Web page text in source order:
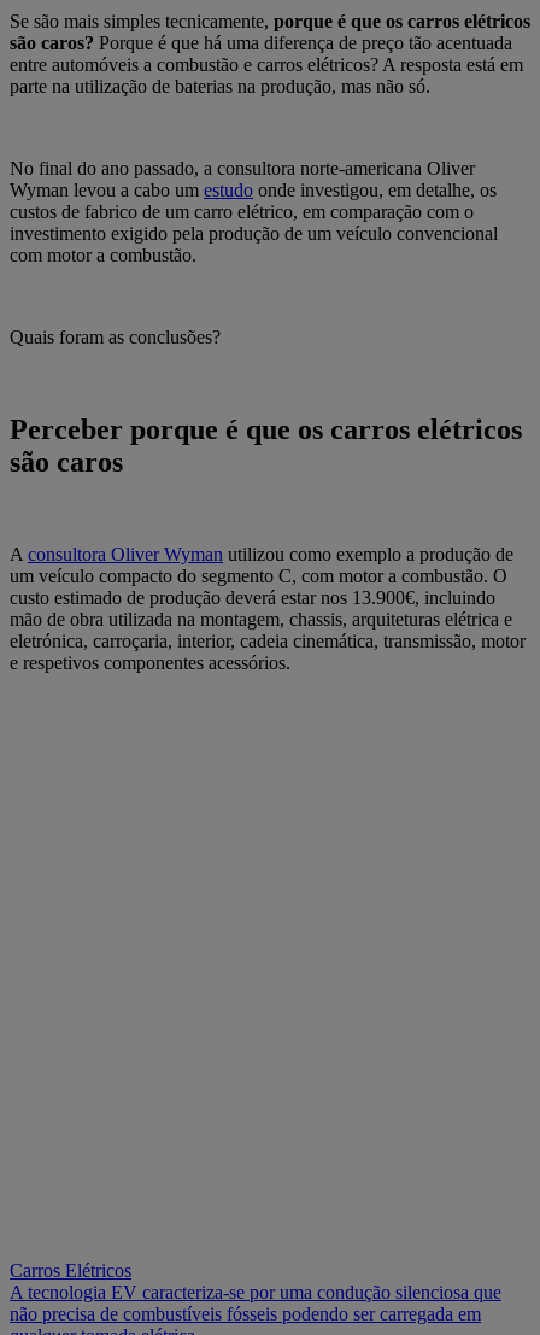
Se são mais simples tecnicamente, porque é que os carros elétricos
são caros? Porque é que há uma diferença de preço tão acentuada
entre automóveis a combustão e carros elétricos? A resposta está em
parte na utilização de baterias na produção, mas não só.
No final do ano passado, a consultora norte-americana Oliver
Wyman levou a cabo um estudo onde investigou, em detalhe, os
custos de fabrico de um carro elétrico, em comparação com o
investimento exigido pela produção de um veículo convencional
com motor a combustão.
Quais foram as conclusões?
Perceber porque é que os carros elétricos
são caros
A consultora Oliver Wyman utilizou como exemplo a produção de
um veículo compacto do segmento C, com motor a combustão. O
custo estimado de produção deverá estar nos 13.900€, incluindo
mão de obra utilizada na montagem, chassis, arquiteturas elétrica e
eletrónica, carroçaria, interior, cadeia cinemática, transmissão, motor
e respetivos componentes acessórios.
Carros Elétricos
A tecnologia EV caracteriza-se por uma condução silenciosa que
não precisa de combustíveis fósseis podendo ser carregada em